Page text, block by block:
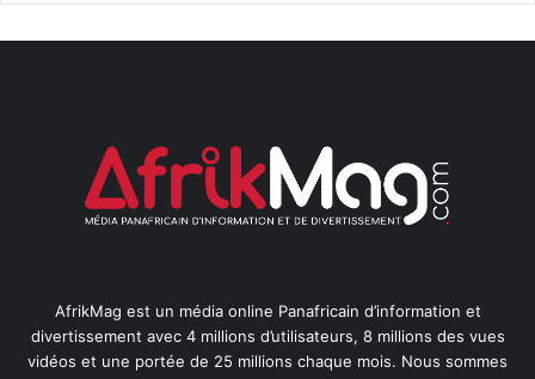
AfrikMag est un média online Panafricain d’information et
divertissement avec 4 millions d’utilisateurs, 8 millions des vues
vidéos et une portée de 25 millions chaque mois. Nous sommes